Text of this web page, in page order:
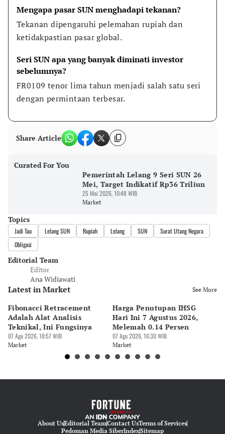
Mengapa pasar SUN menghadapi tekanan?
Tekanan dipengaruhi pelemahan rupiah dan
ketidakpastian pasar global.
Seri SUN apa yang banyak diminati investor
sebelumnya?
FR0109 tenor lima tahun menjadi salah satu seri
dengan permintaan terbesar.
Share Article
Curated For You
Pemerintah Lelang 9 Seri SUN 26
Mei, Target Indikatif Rp36 Triliun
25 Mei 2026, 10:48 WIB
Market
Topics
Jadi Tau Lelang SUN Rupiah Lelang SUN
Surat Utang Negara
Obligasi
Editorial Team
Editor
Ana Widiawati
Latest in Market See More
Fibonacci Retracement
Adalah Alat Analisis
Teknikal, Ini Fungsinya
07 Agu 2026, 18:57 WIB
Market
Harga Penutupan IHSG
Hari Ini 7 Agustus 2026,
Melemah 0.14 Persen
07 Agu 2026, 16:30 WIB
Market
About UsEditorial TeamContact UsTerms of Services
Pedoman Media SiberIndexSitemap